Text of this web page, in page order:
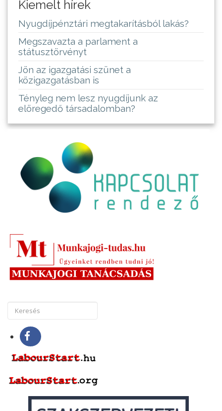
Kiemelt hírek
Nyugdíjpénztári megtakarításból lakás?
Megszavazta a parlament a
státusztörvényt
Jön az igazgatási szünet a
közigazgatásban is
Tényleg nem lesz nyugdíjunk az
elöregedő társadalomban?